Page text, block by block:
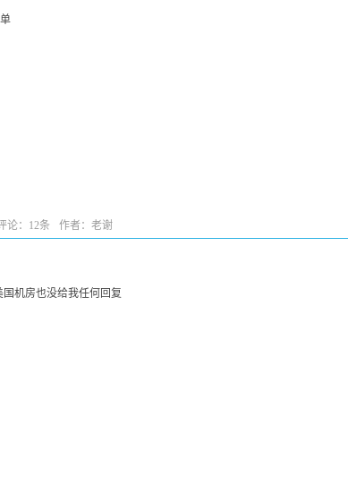
论： 12条 作者：老谢
机房也没给我任何回复